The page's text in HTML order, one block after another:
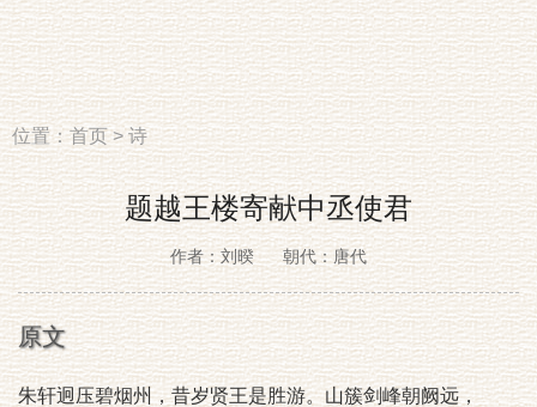
位置：首页>诗
题越王楼寄献中丞使君
作者：刘暌 朝代：唐代
原文
朱轩迥压碧烟州，昔岁贤王是胜游。山簇剑峰朝阙远，